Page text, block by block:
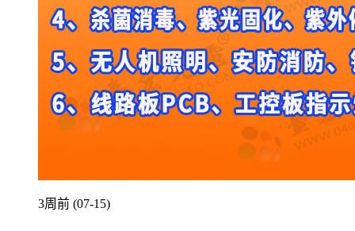
3周前 (07-15)